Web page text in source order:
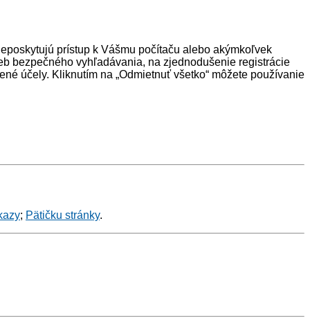
prístup k Vášmu počítaču alebo akýmkoľvek
bezpečného vyhľadávania, na zjednodušenie registrácie
účely. Kliknutím na „Odmietnuť všetko“ môžete používanie
; Pätičku stránky.